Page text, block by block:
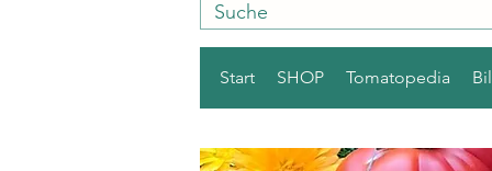
Start SHOP Tomatopedia